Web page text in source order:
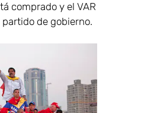
comprado y el VAR
de gobierno.